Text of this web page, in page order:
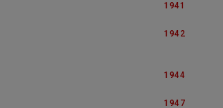
1941
1942
1944
1947